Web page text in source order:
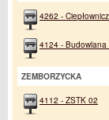
4262 -
4124 - Budowlana
ZEMBORZYCKA
4112 - ZSTK 02